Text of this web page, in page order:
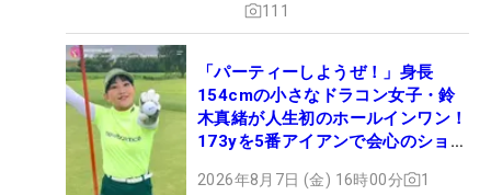
111
「パーティーしようぜ！」身長
154cmの小さなドラコン女子・鈴
木真緒が人生初のホールインワン！
173yを5番アイアンで会心のショッ
2026年8月7日 (金) 16時00分 1